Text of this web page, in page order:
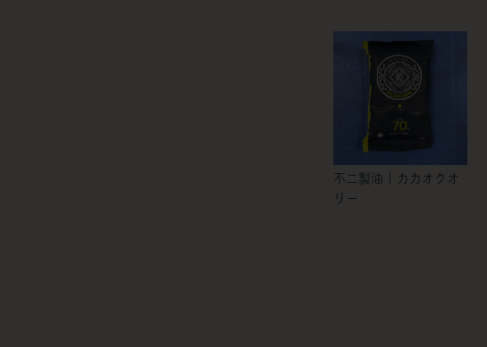
不二製油 | カカオクオ
リー